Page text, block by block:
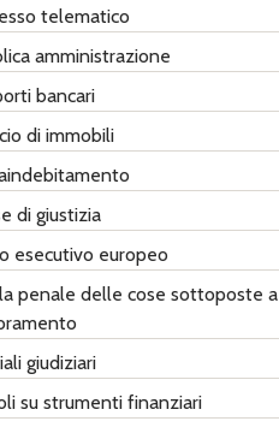
telematico
amministrazione
bancari
di immobili
di giustizia
esecutivo europeo
penale delle cose sottoposte a
giudiziari
su strumenti finanziari